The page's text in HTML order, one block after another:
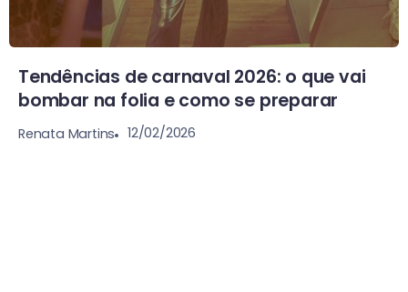
Tendências de carnaval 2026: o que vai
bombar na folia e como se preparar
Renata Martins 12/02/2026